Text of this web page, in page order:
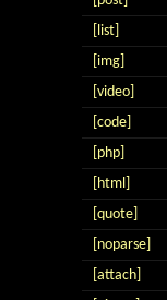
[list]
[img]
[video]
[code]
[php]
[html]
[quote]
[noparse]
[attach]